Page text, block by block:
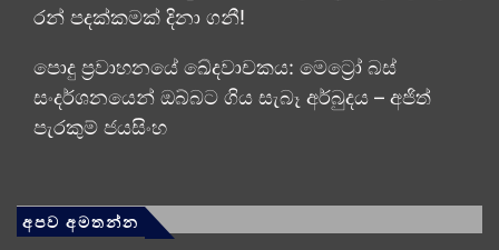
රන් පදක්කමක් දිනා ගනී!
පොදු ප්‍රවාහනයේ ඛේදවාචකය: මෙට්‍රෝ බස්
සංදර්ශනයෙන් ඔබ්බට ගිය සැබෑ අර්බුදය – අජිත්
පැරකුම් ජයසිංහ
අපව අමතන්න